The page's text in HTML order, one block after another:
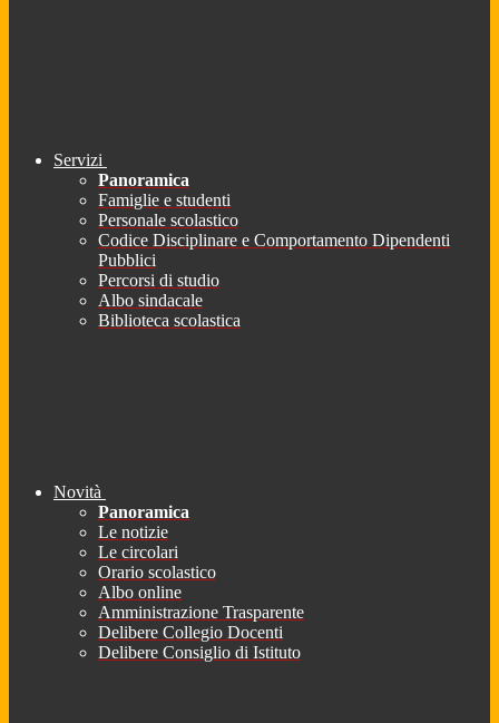
Servizi
Panoramica
Famiglie e studenti
Personale scolastico
Codice Disciplinare e Comportamento Dipendenti
Pubblici
Percorsi di studio
Albo sindacale
Biblioteca scolastica
Novità
Panoramica
Le notizie
Le circolari
Orario scolastico
Albo online
Amministrazione Trasparente
Delibere Collegio Docenti
Delibere Consiglio di Istituto